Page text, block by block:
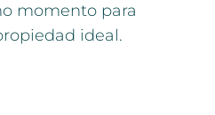
momento para
ideal.